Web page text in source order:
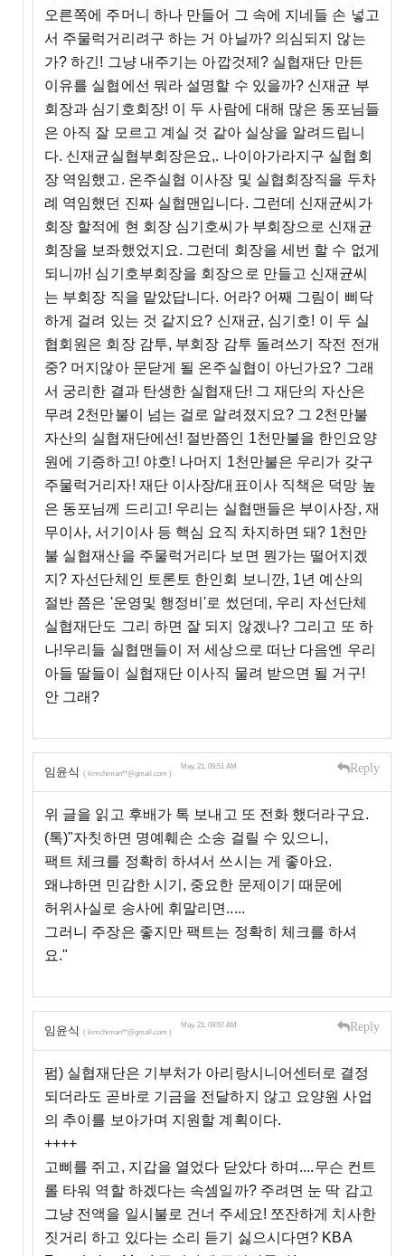
오른쪽에 주머니 하나 만들어 그 속에 지네들 손 넣고
서 주물럭거리려구 하는 거 아닐까? 의심되지 않는
가? 하긴! 그냥 내주기는 아깝것제? 실협재단 만든
이유를 실협에선 뭐라 설명할 수 있을까? 신재균 부
회장과 심기호회장! 이 두 사람에 대해 많은 동포님들
은 아직 잘 모르고 계실 것 같아 실상을 알려드립니
다. 신재균실협부회장은요,. 나이아가라지구 실협회
장 역임했고. 온주실협 이사장 및 실협회장직을 두차
례 역임했던 진짜 실협맨입니다. 그런데 신재균씨가
회장 할적에 현 회장 심기호씨가 부회장으로 신재균
회장을 보좌했었지요. 그런데 회장을 세번 할 수 없게
되니까! 심기호부회장을 회장으로 만들고 신재균씨
는 부회장 직을 맡았답니다. 어라? 어째 그림이 삐닥
하게 걸려 있는 것 같지요? 신재균, 심기호! 이 두 실
협회원은 회장 감투, 부회장 감투 돌려쓰기 작전 전개
중? 머지않아 문닫게 될 온주실협이 아닌가요? 그래
서 궁리한 결과 탄생한 실협재단! 그 재단의 자산은
무려 2천만불이 넘는 걸로 알려졌지요? 그 2천만불
자산의 실협재단에선! 절반쯤인 1천만불을 한인요양
원에 기증하고! 야호! 나머지 1천만불은 우리가 갖구
주물럭거리자! 재단 이사장/대표이사 직책은 덕망 높
은 동포님께 드리고! 우리는 실협맨들은 부이사장, 재
무이사, 서기이사 등 핵심 요직 차지하면 돼? 1천만
불 실협재산을 주물럭거리다 보면 뭔가는 떨어지겠
지? 자선단체인 토론토 한인회 보니깐, 1년 예산의
절반 쯤은 '운영및 행정비'로 썼던데, 우리 자선단체
실협재단도 그리 하면 잘 되지 않겠나? 그리고 또 하
나!우리들 실협맨들이 저 세상으로 떠난 다음엔 우리
아들 딸들이 실협재단 이사직 물려 받으면 될 거구!
안 그래?
임윤식 ( kimchiman**@gmail.com )
May, 21, 09:51 AM Reply
위 글을 읽고 후배가 톡 보내고 또 전화 했더라구요.
(톡)"자칫하면 명예훼손 소송 걸릴 수 있으니,
팩트 체크를 정확히 하셔서 쓰시는 게 좋아요.
왜냐하면 민감한 시기, 중요한 문제이기 때문에
허위사실로 송사에 휘말리면.....
그러니 주장은 좋지만 팩트는 정확히 체크를 하셔
요."
임윤식 ( kimchiman**@gmail.com )
May, 21, 09:57 AM Reply
펌) 실협재단은 기부처가 아리랑시니어센터로 결정
되더라도 곧바로 기금을 전달하지 않고 요양원 사업
의 추이를 보아가며 지원할 계획이다.
++++
고삐를 쥐고, 지갑을 열었다 닫았다 하며....무슨 컨트
롤 타워 역할 하겠다는 속셈일까? 주려면 눈 딱 감고
그냥 전액을 일시불로 건너 주세요! 쪼잔하게 치사한
짓거리 하고 있다는 소리 듣기 싫으시다면? KBA